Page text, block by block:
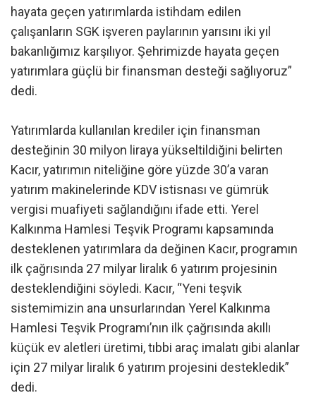
hayata geçen yatırımlarda istihdam edilen
çalışanların SGK işveren paylarının yarısını iki yıl
bakanlığımız karşılıyor. Şehrimizde hayata geçen
yatırımlara güçlü bir finansman desteği sağlıyoruz”
dedi.
Yatırımlarda kullanılan krediler için finansman
desteğinin 30 milyon liraya yükseltildiğini belirten
Kacır, yatırımın niteliğine göre yüzde 30’a varan
yatırım makinelerinde KDV istisnası ve gümrük
vergisi muafiyeti sağlandığını ifade etti. Yerel
Kalkınma Hamlesi Teşvik Programı kapsamında
desteklenen yatırımlara da değinen Kacır, programın
ilk çağrısında 27 milyar liralık 6 yatırım projesinin
desteklendiğini söyledi. Kacır, “Yeni teşvik
sistemimizin ana unsurlarından Yerel Kalkınma
Hamlesi Teşvik Programı’nın ilk çağrısında akıllı
küçük ev aletleri üretimi, tıbbi araç imalatı gibi alanlar
için 27 milyar liralık 6 yatırım projesini destekledik”
dedi.